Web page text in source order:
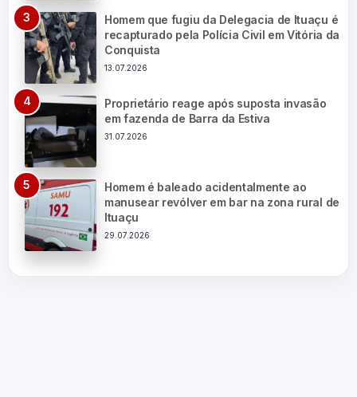
Homem que fugiu da Delegacia de Ituaçu é
recapturado pela Polícia Civil em Vitória da
Conquista
13.07.2026
Proprietário reage após suposta invasão
em fazenda de Barra da Estiva
31.07.2026
Homem é baleado acidentalmente ao
manusear revólver em bar na zona rural de
Ituaçu
29.07.2026